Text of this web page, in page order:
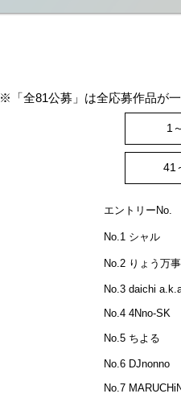
※「全81公募」は全応募作品が
エントリーNo.
No.1 シャル
No.2 りょう万
No.3 daichi
No.4 4Nno-SK
No.5 ちよる
No.6 DJnonno
No.7
1
41